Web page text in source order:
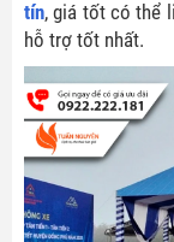
tín, giá tốt có thể
hỗ trợ tốt nhất.